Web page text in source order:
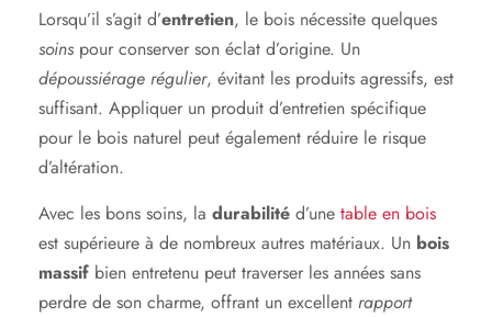
Lorsqu’il s’agit d’entretien, le bois nécessite quelques
soins pour conserver son éclat d’origine. Un
dépoussiérage régulier, évitant les produits agressifs, est
suffisant. Appliquer un produit d’entretien spécifique
pour le bois naturel peut également réduire le risque
d’altération.
Avec les bons soins, la durabilité d’une table en bois
est supérieure à de nombreux autres matériaux. Un bois
massif bien entretenu peut traverser les années sans
perdre de son charme, offrant un excellent rapport